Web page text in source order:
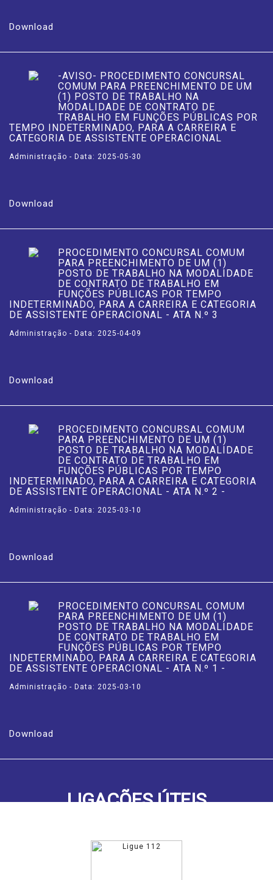
Download
-AVISO- PROCEDIMENTO CONCURSAL
COMUM PARA PREENCHIMENTO DE UM
(1) POSTO DE TRABALHO NA
MODALIDADE DE CONTRATO DE
TRABALHO EM FUNÇÕES PÚBLICAS POR
TEMPO INDETERMINADO, PARA A CARREIRA E
CATEGORIA DE ASSISTENTE OPERACIONAL
Administração - Data: 2025-05-30
Download
PROCEDIMENTO CONCURSAL COMUM
PARA PREENCHIMENTO DE UM (1)
POSTO DE TRABALHO NA MODALIDADE
DE CONTRATO DE TRABALHO EM
FUNÇÕES PÚBLICAS POR TEMPO
INDETERMINADO, PARA A CARREIRA E CATEGORIA
DE ASSISTENTE OPERACIONAL - ATA N.º 3
Administração - Data: 2025-04-09
Download
PROCEDIMENTO CONCURSAL COMUM
PARA PREENCHIMENTO DE UM (1)
POSTO DE TRABALHO NA MODALIDADE
DE CONTRATO DE TRABALHO EM
FUNÇÕES PÚBLICAS POR TEMPO
INDETERMINADO, PARA A CARREIRA E CATEGORIA
DE ASSISTENTE OPERACIONAL - ATA N.º 2 -
Administração - Data: 2025-03-10
Download
PROCEDIMENTO CONCURSAL COMUM
PARA PREENCHIMENTO DE UM (1)
POSTO DE TRABALHO NA MODALIDADE
DE CONTRATO DE TRABALHO EM
FUNÇÕES PÚBLICAS POR TEMPO
INDETERMINADO, PARA A CARREIRA E CATEGORIA
DE ASSISTENTE OPERACIONAL - ATA N.º 1 -
Administração - Data: 2025-03-10
Download
LIGAÇÕES ÚTEIS